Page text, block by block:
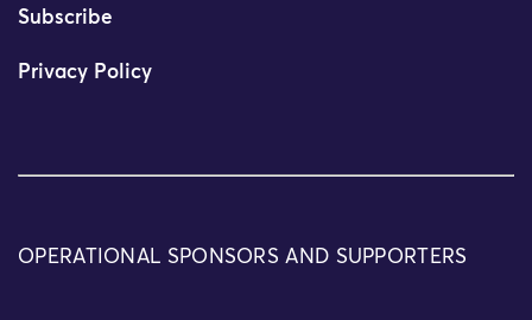
Subscribe
Privacy Policy
OPERATIONAL SPONSORS AND SUPPORTERS